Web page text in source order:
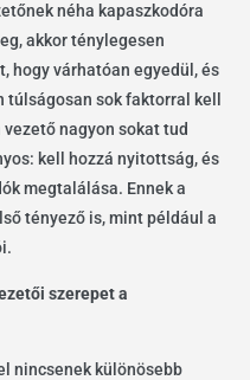
néha kapaszkodóra
akkor ténylegesen
hogy várhatóan egyedül, és
sok faktorral kell
nagyon sokat tud
kell hozzá nyitottság, és
megtalálása. Ennek a
tényező is, mint például a
szerepet a
nincsenek különösebb